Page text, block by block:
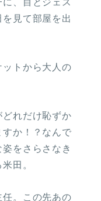
見て部屋を出
トから大人の
れだけ恥ずか
すか！？なんで
をさらさなき
田。
任。この先あの